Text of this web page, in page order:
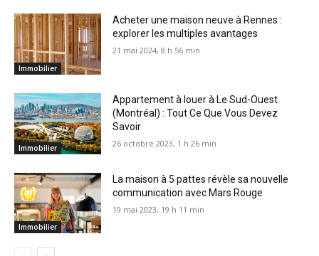
Immobilier
Acheter une maison neuve à Rennes :
explorer les multiples avantages
21 mai 2024, 8 h 56 min
Immobilier
Appartement à louer à Le Sud-Ouest
(Montréal) : Tout Ce Que Vous Devez
Savoir
26 octobre 2023, 1 h 26 min
Immobilier
La maison à 5 pattes révèle sa nouvelle
communication avec Mars Rouge
19 mai 2023, 19 h 11 min